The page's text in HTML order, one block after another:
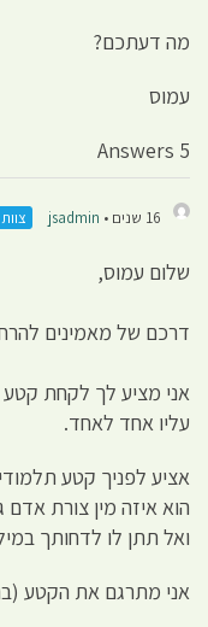
מה דעתכם?
עמוס
5 Answers
16 שנים • jsadmin צוות
שלום עמוס,
דרכם של מאמינים
אני מציע לך לקחת
עליו אחד לאחד.
אציע לפניך קטע
הוא איזה מין צורת אדם
ואל תתן לו לדחותך
אני מתרגם את הקטע